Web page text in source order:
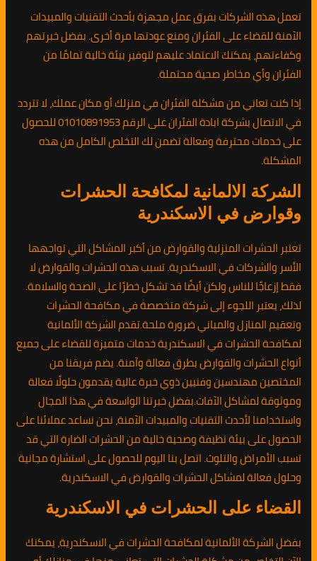
تعمل هذه الشركات بفرق عمل مجهزة بأحدث التقنيات والمبيدات
الآمنة للقضاء على الفئران ومنع عودتها مرة أخرى. بفضل خبرتهم
وكفاءتهم، يمكنك الاعتماد عليهم لتوفير بيئة خالية تمامًا من
الفئران وأي مخاطر صحية محتملة.
إذا كنت تعاني من مشكلة الفئران في منزلك أو مكان عملك، لا تتردد
في الاتصال بشركة ابادة الفئران على الرقم 01010891953 للحصول
على خدمات محترفة وفعالة تضمن لك التخلص الكامل من هذه
المشكلة.
الشركة الالمانية لمكافحة الحشرات
وقوارض في الاسكندرية
تعتبر الحشرات المنزلية والقوارض من أكبر المشاكل التي تواجهها
الأسر والشركات في الاسكندرية. تسبب هذه الحشرات والقوارض لا
فقط إزعاجًا للناس ولكن أيضًا قد تشكل خطرًا على الصحة والسلامة.
لذلك، يعتبر اللجوء إلى شركة متخصصة في مكافحة الحشرات
وتعقيم المنازل والمباني ضرورة ملحة.تقدم الشركة الألمانية
لمكافحة الحشرات في الاسكندرية خدمات متميزة للقضاء على جميع
أنواع الحشرات والقوارض بطرق فعالة وآمنة. يضم فريقنا من
المختصين مهندسين وفنيين ذوي خبرة عالية يقدمون حلولًا فعالة
وموثوقة لمشاكل الآفات.بفضل خبرتنا الواسعة في هذا المجال
واستخدامنا لأحدث التقنيات والمبيدات الآمنة، نحن نساعد عملائنا على
الحصول على بيئة نظيفة وصحية خالية من الحشرات الضارة التي قد
تسبب الأمراض والتلوث. اتصل بنا اليوم للحصول على استشارة مجانية
وحلول فعالة لمشاكل الحشرات والقوارض في الاسكندرية.
القضاء على الحشرات في الاسكندرية
بفضل الشركة الألمانية لمكافحة الحشرات في الاسكندرية، يمكنك